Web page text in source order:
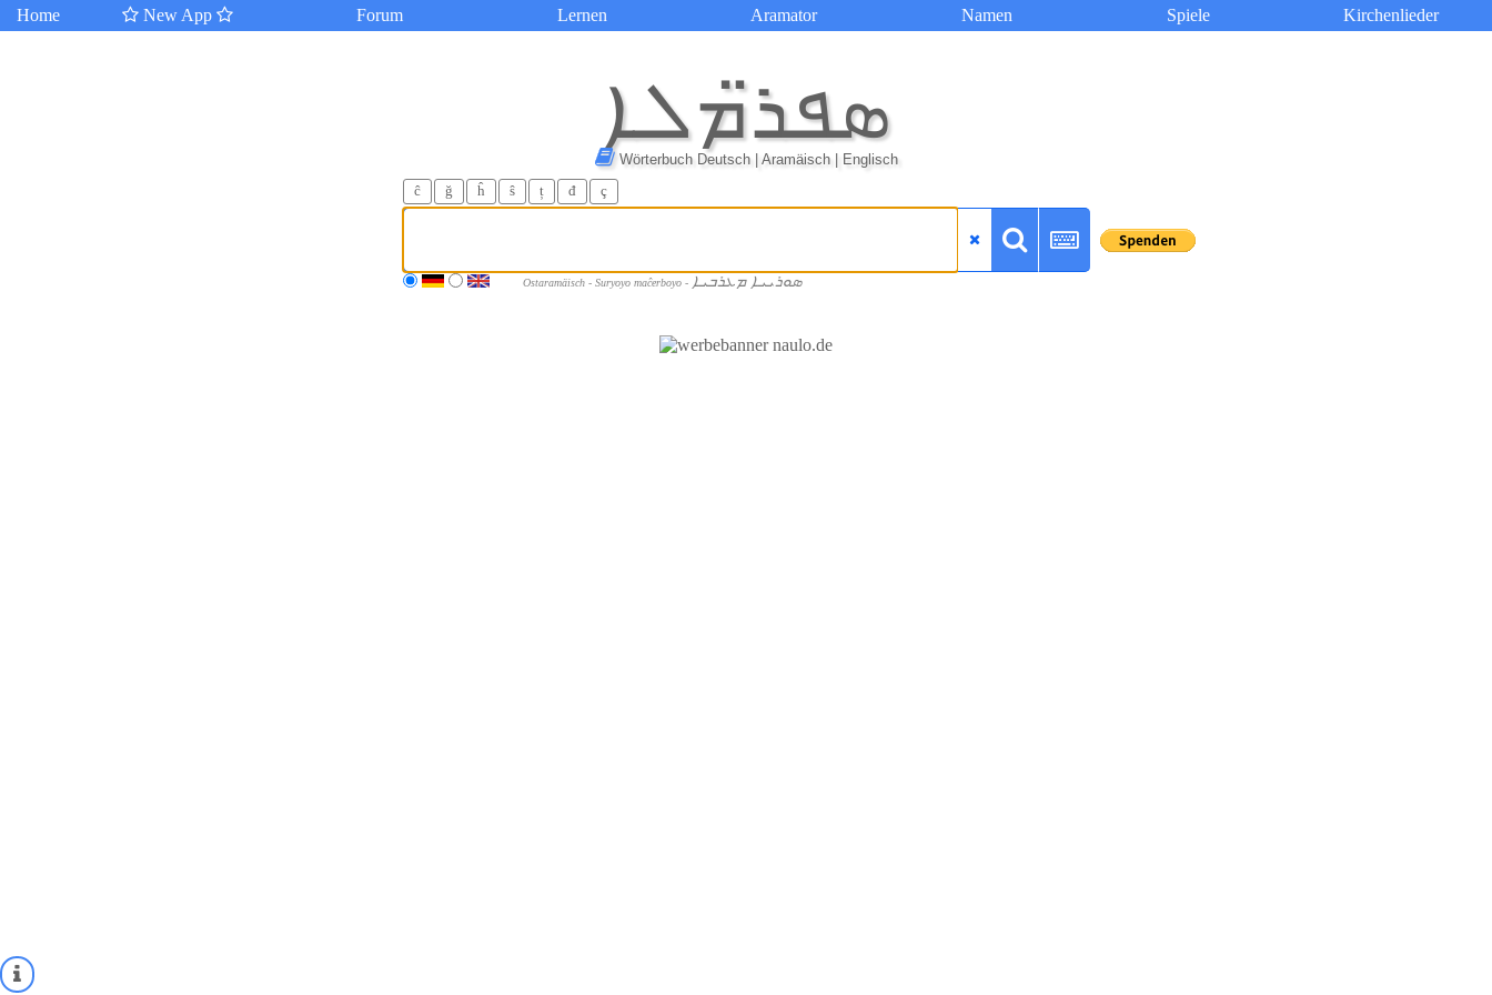
Home New App Forum Lernen Aramator Namen Spiele Kirchenlieder
ܣܦܪ̈ܡܠܐ
Wörterbuch Deutsch | Aramäisch | Englisch
ĉ ğ ĥ ŝ ț đ ç
Ostaramäisch - Suryoyo maĉerboyo - ܣܘܪܝܝܐ ܡܥܪܒܝܐ